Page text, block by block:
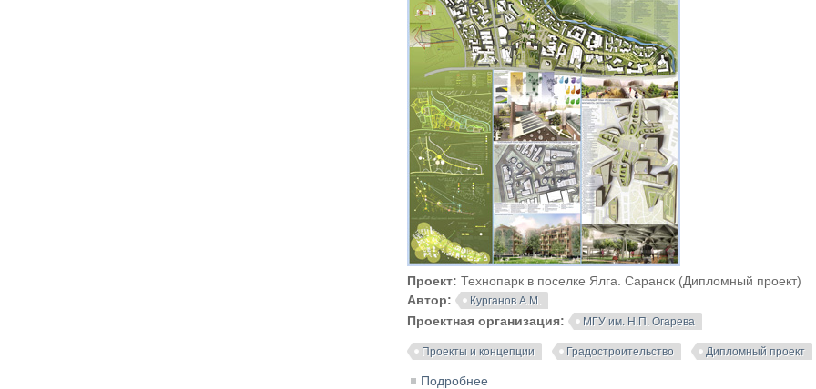
Проект:Технопарк в поселке Ялга. Саранск (Дипломный проект)
Автор:
Курганов А.М.
Проектная организация: МГУ им. Н.П. Огарева
Проекты и концепции Градостроительство Дипломный проект
Подробнее